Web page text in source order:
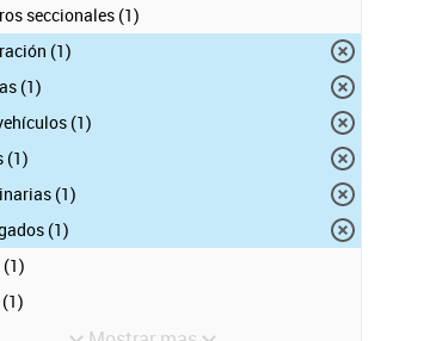
seccionales (1)
(1)
(1)
(1)
(1)
(1)
(1)